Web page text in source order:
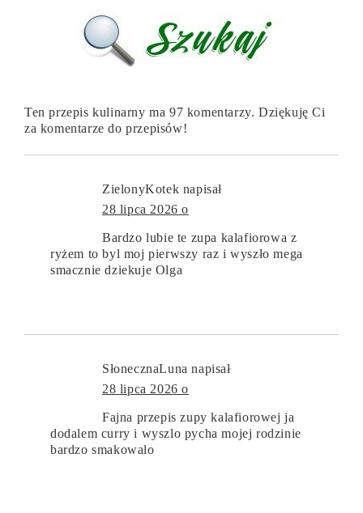
Ten przepis kulinarny ma 97 komentarzy. Dziękuję Ci
za komentarze do przepisów!
ZielonyKotek napisał
28 lipca 2026 o
Bardzo lubie te zupa kalafiorowa z
ryżem to byl moj pierwszy raz i wyszło mega
smacznie dziekuje Olga
SłonecznaLuna napisał
28 lipca 2026 o
Fajna przepis zupy kalafiorowej ja
dodalem curry i wyszlo pycha mojej rodzinie
bardzo smakowalo